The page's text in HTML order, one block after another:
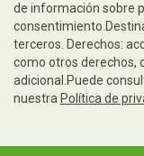
de información sobre
terceros. Derechos:
como otros derechos,
adicional.Puede
nuestra Política de